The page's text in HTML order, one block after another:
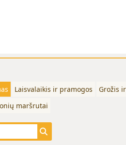
Laisvalaikis ir pramogos
Grožis
maršrutai